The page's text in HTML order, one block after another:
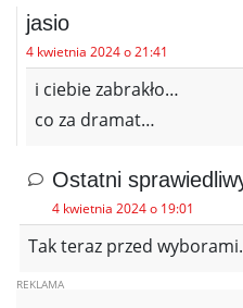
jasio
4 kwietnia 2024 o 21:41
i ciebie zabrakło…
co za dramat…
Ostatni
4 kwietnia 2024 o 19:01
Tak teraz przed